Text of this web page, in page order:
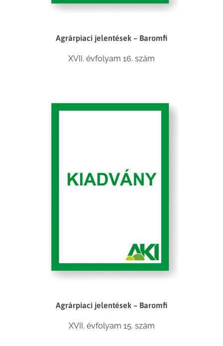
Agrárpiaci jelentések – Baromfi
XVII. évfolyam 16. szám
Agrárpiaci jelentések – Baromfi
XVII. évfolyam 15. szám